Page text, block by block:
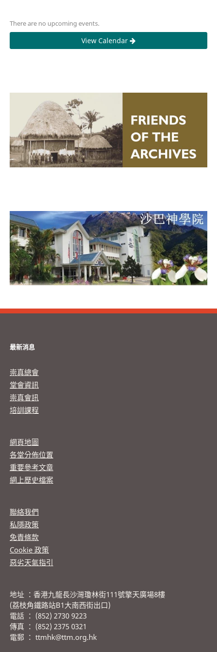
There are no upcoming events.
View Calendar
最新消息
崇真總會
堂會資訊
崇真會訊
培訓課程
網頁地圖
各堂分佈位置
重要參考文章
網上歷史檔案
聯絡我們
私隱政策
免責條款
Cookie 政策
惡劣天氣指引
地址 ：香港九龍長沙灣瓊林街111號擎天廣場8樓
(荔枝角鐵路站B1大南西街出口)
電話 ： (852) 2730 9223
傳真 ： (852) 2375 0321
電郵 ： ttmhk@ttm.org.hk